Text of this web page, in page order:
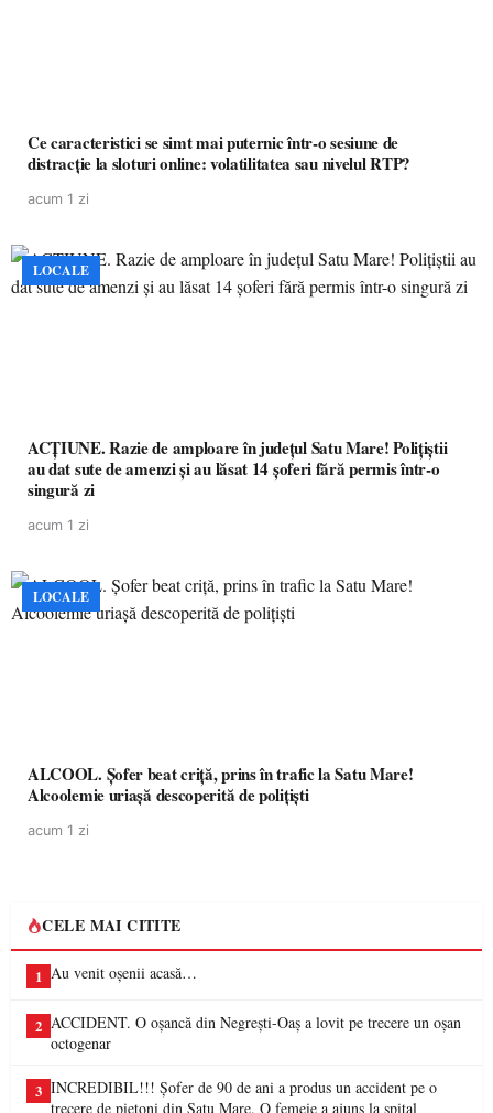
Ce caracteristici se simt mai puternic într-o sesiune de
distracție la sloturi online: volatilitatea sau nivelul RTP?
acum 1 zi
LOCALE
ACȚIUNE. Razie de amploare în județul Satu Mare! Polițiștii
au dat sute de amenzi și au lăsat 14 șoferi fără permis într-o
singură zi
acum 1 zi
LOCALE
ALCOOL. Șofer beat criță, prins în trafic la Satu Mare!
Alcoolemie uriașă descoperită de polițiști
acum 1 zi
CELE MAI CITITE
1 Au venit oșenii acasă…
2 ACCIDENT. O oșancă din Negrești-Oaș a lovit pe trecere un oșan
octogenar
3 INCREDIBIL!!! Șofer de 90 de ani a produs un accident pe o
trecere de pietoni din Satu Mare. O femeie a ajuns la spital